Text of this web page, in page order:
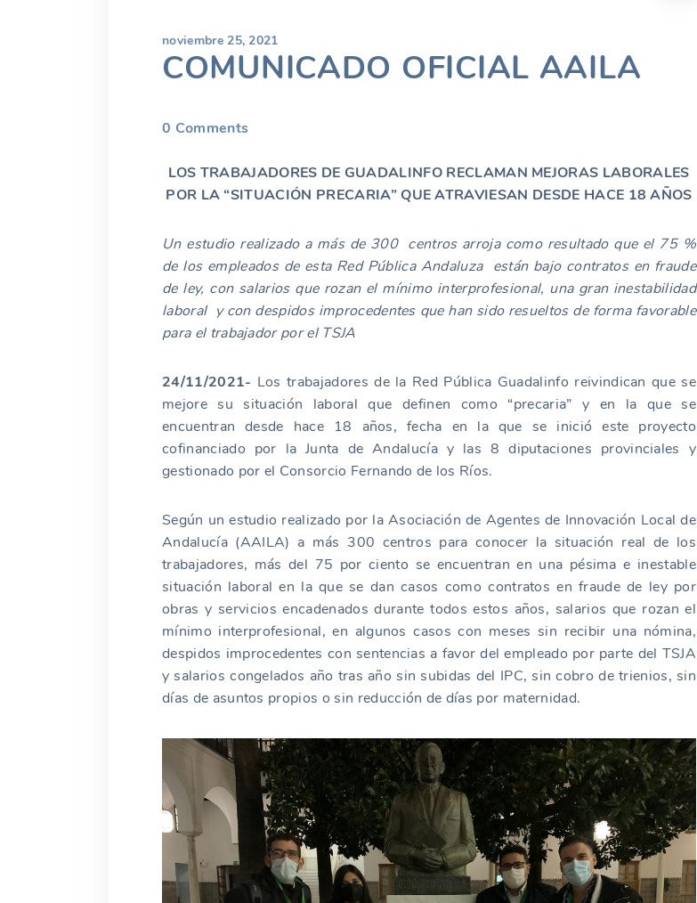
noviembre 25, 2021
COMUNICADO OFICIAL AAILA
0 Comments
LOS TRABAJADORES DE GUADALINFO RECLAMAN MEJORAS LABORALES
POR LA “SITUACIÓN PRECARIA” QUE ATRAVIESAN DESDE HACE 18 AÑOS
Un estudio realizado a más de 300 centros arroja como resultado que el 75 %
de los empleados de esta Red Pública Andaluza están bajo contratos en fraude
de ley, con salarios que rozan el mínimo interprofesional, una gran inestabilidad
laboral y con despidos improcedentes que han sido resueltos de forma favorable
para el trabajador por el TSJA
24/11/2021- Los trabajadores de la Red Pública Guadalinfo reivindican que se
mejore su situación laboral que definen como “precaria” y en la que se
encuentran desde hace 18 años, fecha en la que se inició este proyecto
cofinanciado por la Junta de Andalucía y las 8 diputaciones provinciales y
gestionado por el Consorcio Fernando de los Ríos.
Según un estudio realizado por la Asociación de Agentes de Innovación Local de
Andalucía (AAILA) a más 300 centros para conocer la situación real de los
trabajadores, más del 75 por ciento se encuentran en una pésima e inestable
situación laboral en la que se dan casos como contratos en fraude de ley por
obras y servicios encadenados durante todos estos años, salarios que rozan el
mínimo interprofesional, en algunos casos con meses sin recibir una nómina,
despidos improcedentes con sentencias a favor del empleado por parte del TSJA
y salarios congelados año tras año sin subidas del IPC, sin cobro de trienios, sin
días de asuntos propios o sin reducción de días por maternidad.